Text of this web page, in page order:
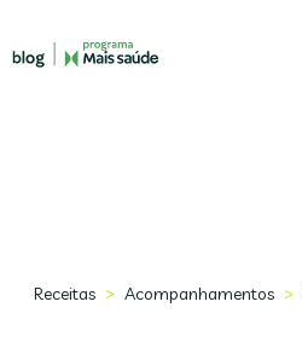
Receitas > Acompanhamentos >